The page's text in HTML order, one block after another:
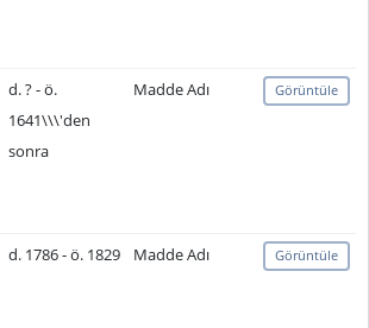
d. ? - ö.
1641\\\'den
sonra
Madde Adı Görüntüle
d. 1786 - ö. 1829 Madde Adı Görüntüle